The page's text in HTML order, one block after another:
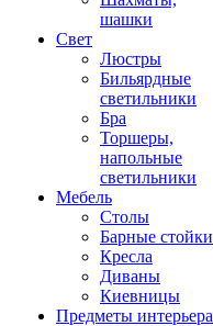
шашки
Свет
Люстры
Бильярдные
светильники
Бра
Торшеры,
напольные
светильники
Мебель
Столы
Барные стойки
Кресла
Диваны
Киевницы
Предметы интерьера